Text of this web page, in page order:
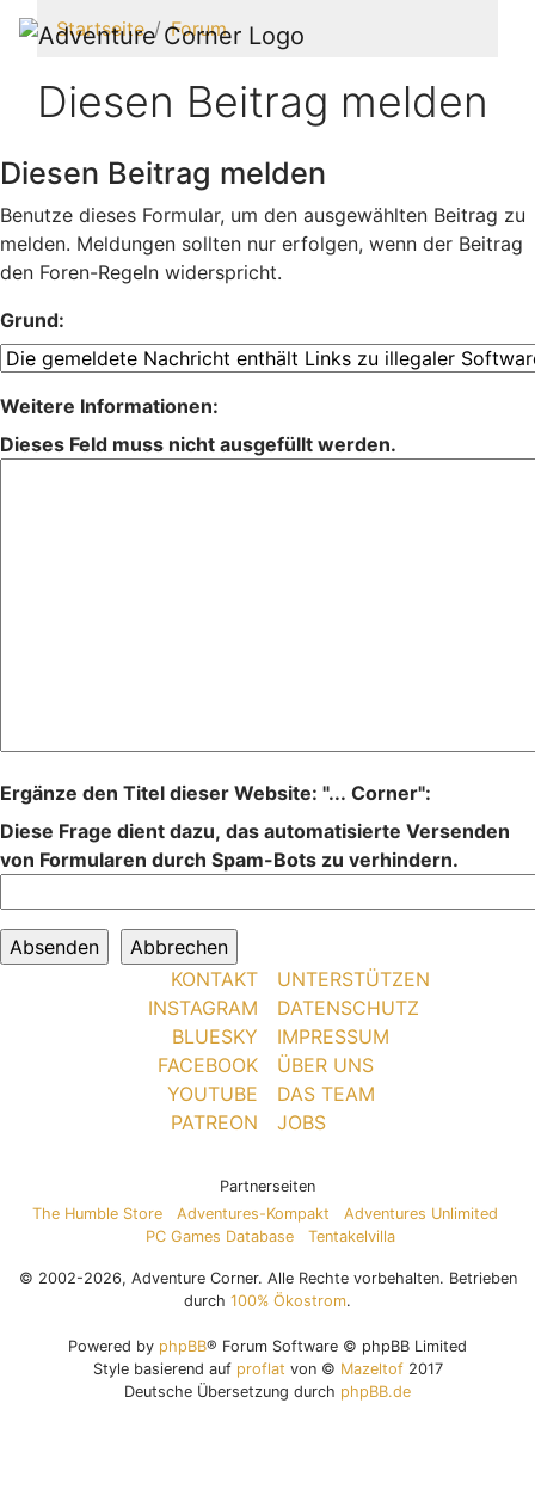
Startseite Forum
Diesen Beitrag melden
Diesen Beitrag melden
Benutze dieses Formular, um den ausgewählten Beitrag zu
melden. Meldungen sollten nur erfolgen, wenn der Beitrag
den Foren-Regeln widerspricht.
Grund:
Weitere Informationen:
Dieses Feld muss nicht ausgefüllt werden.
Ergänze den Titel dieser Website: "... Corner":
Diese Frage dient dazu, das automatisierte Versenden
von Formularen durch Spam-Bots zu verhindern.
KONTAKT
INSTAGRAM
BLUESKY
FACEBOOK
YOUTUBE
PATREON
UNTERSTÜTZEN
DATENSCHUTZ
IMPRESSUM
ÜBER UNS
DAS TEAM
JOBS
Partnerseiten
The Humble Store
Adventures-Kompakt
Adventures Unlimited
PC Games Database
Tentakelvilla
© 2002-2026, Adventure Corner. Alle Rechte vorbehalten. Betrieben
durch 100% Ökostrom.
Powered by phpBB® Forum Software © phpBB Limited
Style basierend auf proflat von © Mazeltof2017
Deutsche Übersetzung durch phpBB.de